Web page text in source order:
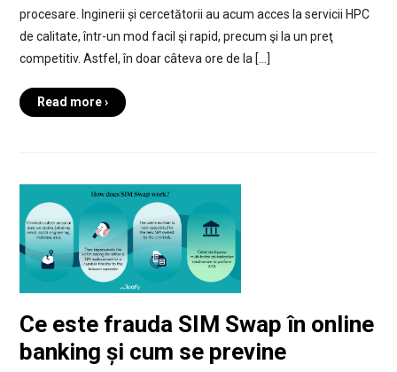
procesare. Inginerii și cercetătorii au acum acces la servicii HPC
de calitate, într-un mod facil şi rapid, precum şi la un preţ
competitiv. Astfel, în doar câteva ore de la […]
Read more ›
Ce este frauda SIM Swap în online
banking și cum se previne